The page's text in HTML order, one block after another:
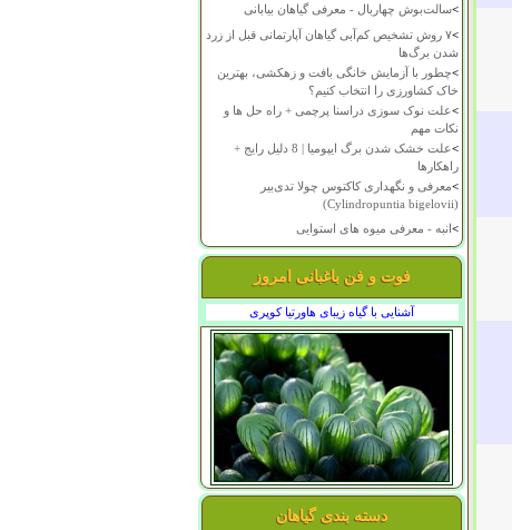
>سالت‌بوش چهاربال - معرفی گیاهان بیابانی
>
۷ روش تشخیص کم‌آبی گیاهان آپارتمانی قبل از زرد
شدن برگ‌ها
>چطور با آزمایش خانگی بافت و زهکشی، بهترین
خاک کشاورزی را انتخاب کنیم؟
>علت نوک سوزی دراسنا پرچمی + راه حل ها و
نکات مهم
>
علت خشک شدن برگ ایپومیا | 8 دلیل رایج +
راهکارها
>معرفی و نگهداری کاکتوس چولا تدی‌بیر
(Cylindropuntia bigelovii)
>انبه - معرفی میوه های استوایی
فوت و فن باغبانی امروز
آشنایی با گیاه زیبای هاورتیا کوپری
دسته بندی گیاهان